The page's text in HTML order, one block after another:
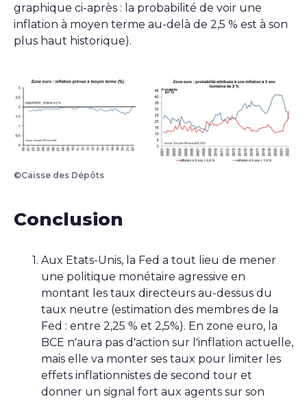
graphique ci-après : la probabilité de voir une
inflation à moyen terme au-delà de 2,5 % est à son
plus haut historique).
©Caisse des Dépôts
Conclusion
Aux Etats-Unis, la Fed a tout lieu de mener
une politique monétaire agressive en
montant les taux directeurs au-dessus du
taux neutre (estimation des membres de la
Fed : entre 2,25 % et 2,5%). En zone euro, la
BCE n’aura pas d’action sur l’inflation actuelle,
mais elle va monter ses taux pour limiter les
effets inflationnistes de second tour et
donner un signal fort aux agents sur son